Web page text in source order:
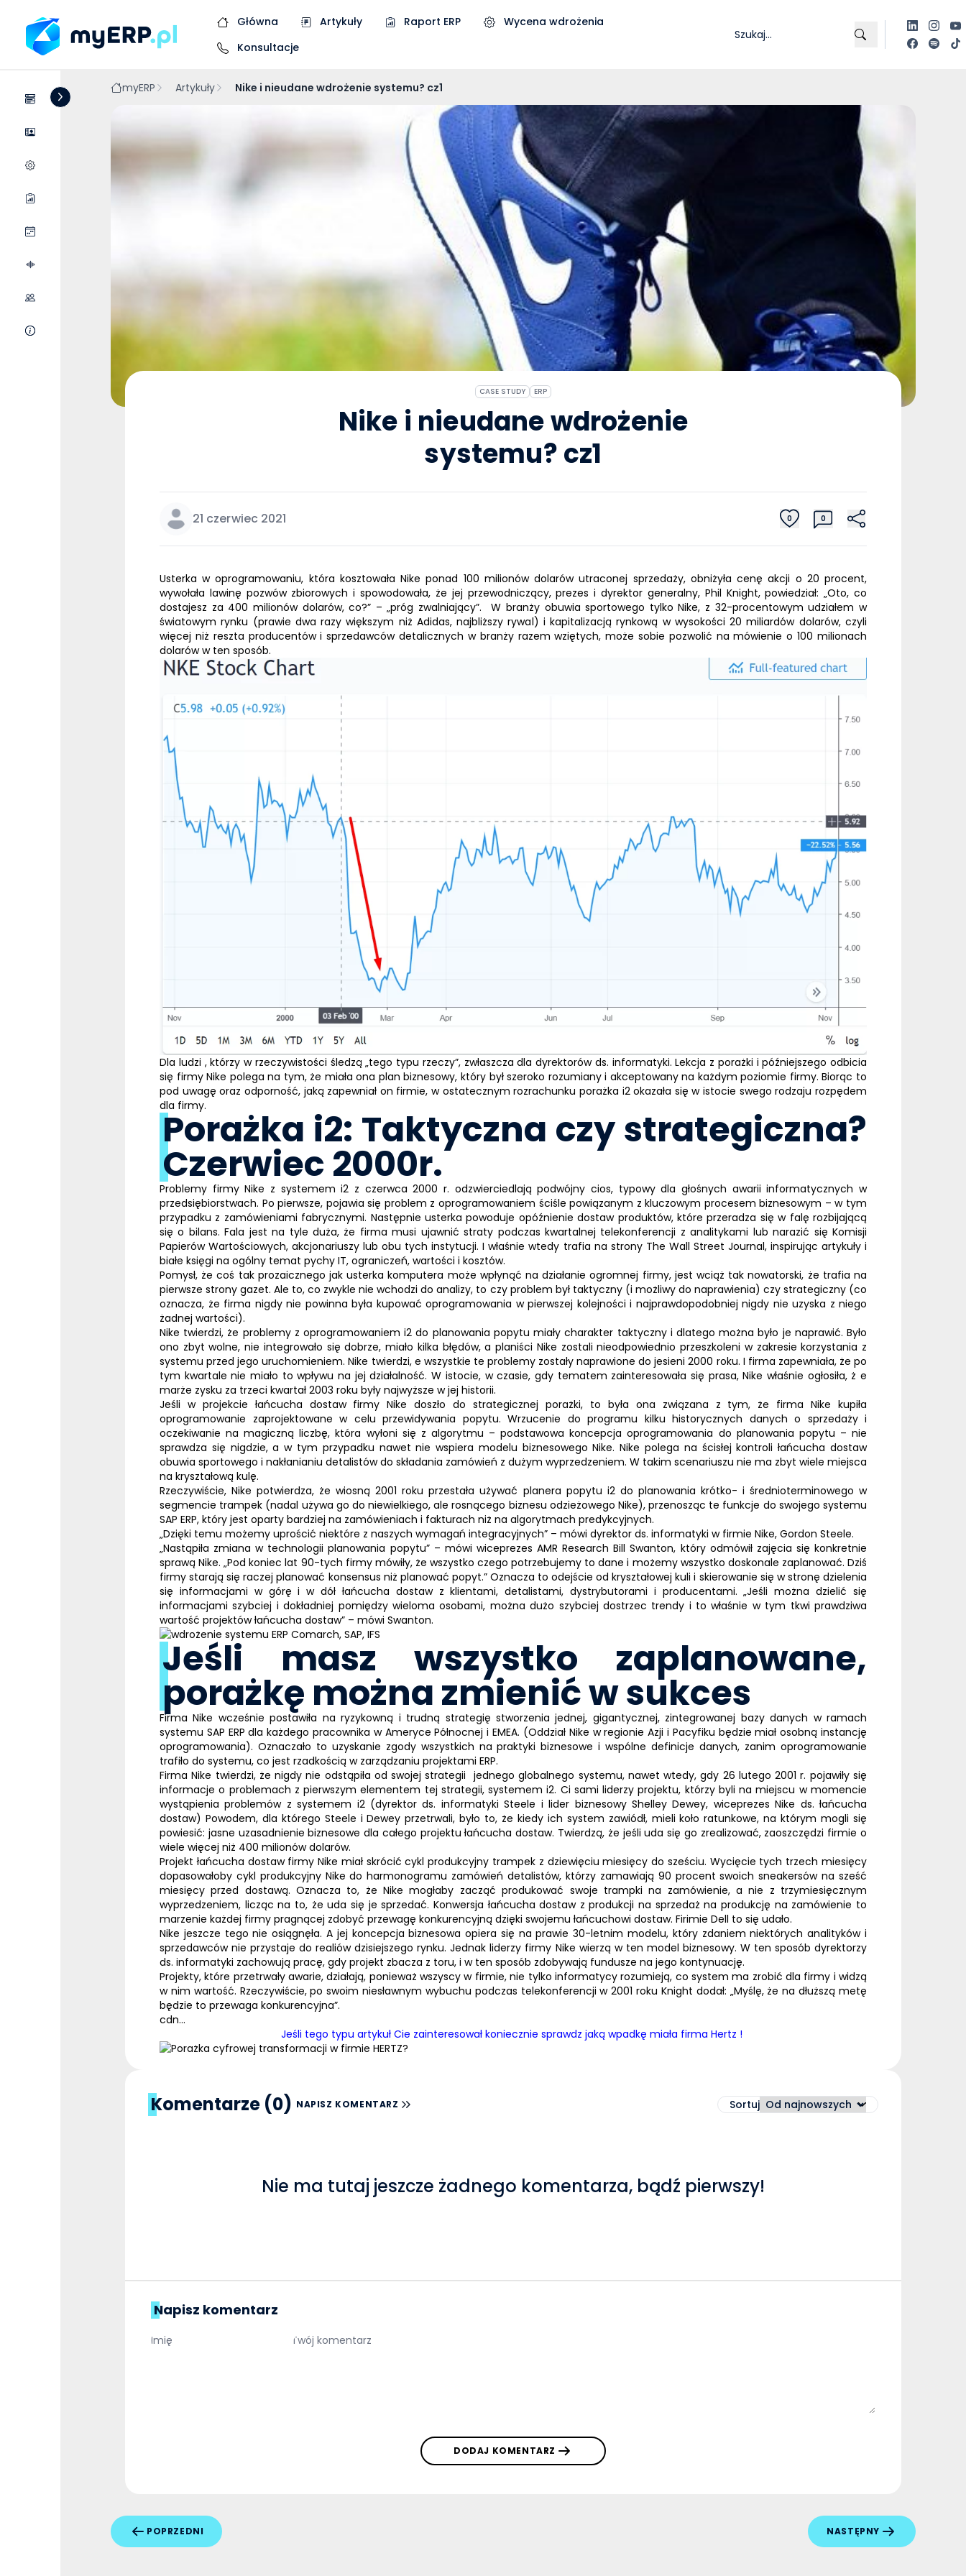
Główna Artykuły Raport ERP
Wycena wdrożenia
Konsultacje
Systemy
myERP Artykuły Nike i nieudane wdrożenie systemu? cz1
CASE STUDY ERP
Nike i nieudane wdrożenie
systemu? cz1
21 czerwiec 2021 0 0
Usterka w oprogramowaniu, która kosztowałaNike ponad 100 milionów dolarów utraconej sprzedaży, obniżyła cenę akcji o 20 procent,
wywołała lawinę pozwów zbiorowych i spowodowała, że jej przewodniczący, prezes i dyrektor generalny, Phil Knight, powiedział: „Oto, co
dostajesz za 400 milionów dolarów, co?” – „próg zwalniający”. W branży obuwia sportowego tylko Nike, z 32-procentowym udziałem w
światowym rynku (prawie dwa razy większym niż Adidas, najbliższy rywal) i kapitalizacją rynkową w wysokości 20 miliardów dolarów, czyli
więcej niż reszta producentów i sprzedawców detalicznych w branży razem wziętych, może sobie pozwolić na mówienie o 100 milionach
dolarów w ten sposób.
Dla ludzi , którzy w rzeczywistości śledzą „tego typu rzeczy”, zwłaszcza dla dyrektorów ds. informatyki. Lekcja z porażki i późniejszego odbicia
się firmy Nike polega na tym, że miała ona plan biznesowy, który był szeroko rozumiany i akceptowany na każdym poziomie firmy. Biorąc to
pod uwagę oraz odporność, jaką zapewniał on firmie, w ostatecznym rozrachunku porażka i2okazała się w istocie swego rodzaju rozpędem
dla firmy.
Porażka i2: Taktyczna czy strategiczna?
Czerwiec 2000r.
Problemy firmyNike z systememi2 z czerwca 2000 r. odzwierciedlają podwójny cios, typowy dla głośnych awarii informatycznych w
przedsiębiorstwach. Po pierwsze, pojawia się problem z oprogramowaniem ściśle powiązanym z kluczowym procesem biznesowym – w tym
przypadku z zamówieniami fabrycznymi. Następnie usterka powoduje opóźnienie dostaw produktów, które przeradza się w falę rozbijającą
się o bilans. Fala jest na tyle duża, że firma musi ujawnić straty podczas kwartalnej telekonferencji z analitykami lub narazić się Komisji
Papierów Wartościowych, akcjonariuszy lub obu tych instytucji. I właśnie wtedy trafia na strony The Wall Street Journal, inspirując artykuły i
białe księgi na ogólny temat pychy IT, ograniczeń, wartości i kosztów.
Pomysł, że coś tak prozaicznego jak usterka komputera może wpłynąć na działanie ogromnej firmy, jest wciąż tak nowatorski, że trafia na
pierwsze strony gazet. Ale to, co zwykle nie wchodzi do analizy, to czy problem był taktyczny (i możliwy do naprawienia) czy strategiczny (co
oznacza, że firma nigdy nie powinna była kupować oprogramowania w pierwszej kolejności i najprawdopodobniej nigdy nie uzyska z niego
żadnej wartości).
Nike twierdzi, że problemy z oprogramowaniemi2 do planowania popytu miały charakter taktyczny i dlatego można było je naprawić. Było
ono zbyt wolne, nie integrowało się dobrze, miało kilka błędów, a planiści Nike zostali nieodpowiednio przeszkoleni w zakresie korzystania z
systemu przed jego uruchomieniem. Nike twierdzi, e wszystkie te problemy zostały naprawione dojesieni 2000 roku. I firma zapewniała, że po
tym kwartale nie miało to wpływu na jej działalność. W istocie, w czasie, gdy tematem zainteresowała się prasa,Nike właśnie ogłosiła, ż e
marże zysku za trzeci kwartał 2003 roku były najwyższe w jej historii.
Jeśli w projekcie łańcucha dostaw firmyNike doszło do strategicznej porażki, to była ona związana z tym, że firmaNike kupiła
oprogramowanie zaprojektowane w celu przewidywania popytu. Wrzucenie do programu kilku historycznych danych o sprzedaży i
oczekiwanie na magiczną liczbę, która wyłoni się z algorytmu – podstawowa koncepcja oprogramowania do planowania popytu – nie
sprawdza się nigdzie, a w tym przypadku nawet nie wspiera modelu biznesowego Nike. Nike polega na ścisłej kontroli łańcucha dostaw
obuwia sportowego i nakłanianiu detalistów do składania zamówień z dużym wyprzedzeniem. W takim scenariuszu nie ma zbyt wiele miejsca
na kryształową kulę.
Rzeczywiście, Nike potwierdza, że wiosną 2001 roku przestała używać planera popytu i2do planowania krótko- i średnioterminowego w
segmencie trampek (nadal używa go do niewielkiego, ale rosnącego biznesu odzieżowego Nike), przenosząc te funkcje do swojego systemu
SAP ERP, który jest oparty bardziej na zamówieniach i fakturach niż na algorytmach predykcyjnych.
„Dzięki temu możemy uprościć niektóre z naszych wymagań integracyjnych” – mówi dyrektor ds. informatyki w firmie Nike, Gordon Steele.
„Nastąpiła zmiana w technologii planowania popytu” – mówi wiceprezes AMR Research Bill Swanton, który odmówił zajęcia się konkretnie
sprawą Nike. „Pod koniec lat 90-tych firmy mówiły, że wszystko czego potrzebujemy to dane i możemy wszystko doskonale zaplanować. Dziś
firmy starają się raczej planować konsensus niż planować popyt.” Oznacza to odejście od kryształowej kuli i skierowanie się w stronę dzielenia
się informacjami w górę i w dół łańcucha dostaw z klientami, detalistami, dystrybutorami i producentami. „Jeśli można dzielić się
informacjami szybciej i dokładniej pomiędzy wieloma osobami, można dużo szybciej dostrzec trendy i to właśnie w tym tkwi prawdziwa
wartość projektów łańcucha dostaw” – mówi Swanton.
Jeśli masz wszystko zaplanowane,
porażkę można zmienić w sukces
Firma Nike wcześnie postawiła na ryzykowną i trudną strategię stworzenia jednej, gigantycznej, zintegrowanej bazy danych w ramach
systemu SAP ERP dla każdego pracownika w Ameryce Północnej i EMEA. (Oddział Nike w regionie Azji i Pacyfiku będzie miał osobną instancję
oprogramowania). Oznaczało to uzyskanie zgody wszystkich na praktyki biznesowe i wspólne definicje danych, zanim oprogramowanie
trafiło do systemu, co jest rzadkością w zarządzaniu projektami ERP.
Firma Nike twierdzi, że nigdy nie odstąpiła od swojej strategii jednego globalnego systemu, nawet wtedy, gdy 26 lutego 2001 r. pojawiły się
informacje o problemach z pierwszym elementem tej strategii, systememi2. Ci sami liderzy projektu, którzy byli na miejscu w momencie
wystąpienia problemów z systemem i2(dyrektor ds. informatyki Steele i lider biznesowy Shelley Dewey, wiceprezes Nike ds. łańcucha
dostaw) Powodem, dla którego Steele i Dewey przetrwali, było to, że kiedy ich system zawiódł, mieli koło ratunkowe, na którym mogli się
powiesić: jasne uzasadnienie biznesowe dla całego projektu łańcucha dostaw. Twierdzą, że jeśli uda się go zrealizować, zaoszczędzi firmie o
wiele więcej niż 400 milionów dolarów.
Projekt łańcucha dostaw firmy Nike miał skrócić cykl produkcyjny trampek z dziewięciu miesięcy do sześciu. Wycięcie tych trzech miesięcy
dopasowałoby cykl produkcyjny Nike do harmonogramu zamówień detalistów, którzy zamawiają 90 procent swoich sneakersów na sześć
miesięcy przed dostawą. Oznacza to, że Nike mogłaby zacząć produkować swoje trampki na zamówienie, a nie z trzymiesięcznym
wyprzedzeniem, licząc na to, że uda się je sprzedać. Konwersja łańcucha dostaw z produkcji na sprzedaż na produkcję na zamówienie to
marzenie każdej firmy pragnącej zdobyć przewagę konkurencyjną dzięki swojemu łańcuchowi dostaw. Firimie Dell to się udało.
Nike jeszcze tego nie osiągnęła. A jej koncepcja biznesowa opiera się na prawie 30-letnim modelu, który zdaniem niektórych analityków i
sprzedawców nie przystaje do realiów dzisiejszego rynku. Jednak liderzy firmy Nike wierzą w ten model biznesowy. W ten sposób dyrektorzy
ds. informatyki zachowują pracę, gdy projekt zbacza z toru, i w ten sposób zdobywają fundusze na jego kontynuację.
Projekty, które przetrwały awarie, działają, ponieważ wszyscy w firmie, nie tylko informatycy rozumieją, co system ma zrobić dla firmy i widzą
w nim wartość. Rzeczywiście, po swoim niesławnym wybuchu podczas telekonferencji w 2001 roku Knight dodał: „Myślę, że na dłuższą metę
będzie to przewaga konkurencyjna”.
cdn…
Jeśli tego typu artykuł Cie zainteresował koniecznie sprawdz jaką wpadkę miała firma Hertz !
Komentarze (0) NAPISZ KOMENTARZ Sortuj
Nie ma tutaj jeszcze żadnego komentarza, bądź pierwszy!
Napisz komentarz
DODAJ KOMENTARZ
POPRZEDNI NASTĘPNY